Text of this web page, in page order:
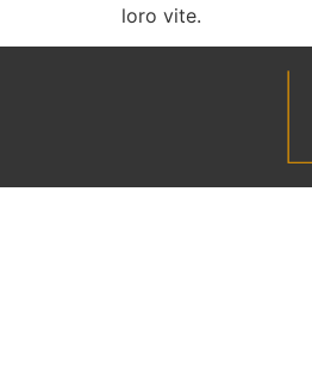
loro vite.